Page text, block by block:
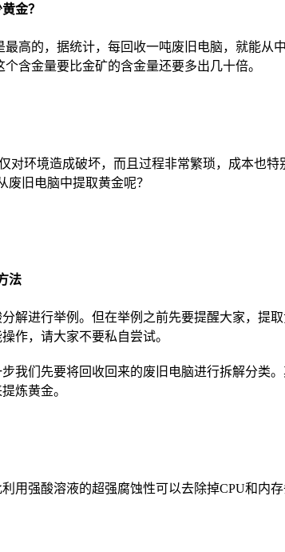
金？
高的，据统计，每回收一吨废旧电脑，就能从
含金量要比金矿的含金量还要多出几十倍。
环境造成破坏，而且过程非常繁琐，成本也
旧电脑中提取黄金呢？
法
解进行举例。但在举例之前先要提醒大家，提
作，请大家不要私自尝试。
我们先要将回收回来的废旧电脑进行拆解分类
炼黄金。
用强酸溶液的超强腐蚀性可以去除掉CPU和内存